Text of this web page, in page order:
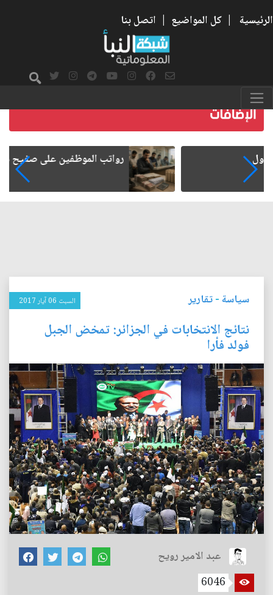
الرئيسية | كل المواضيع | اتصل بنا
رواتب الموظفين على صفيح ساخن
سياسة-تقارير السبت 06 آيار 2017
نتائج الانتخابات في الجزائر: تمخض الجبل
فولد فأرا
عبد الامير رويح
6046